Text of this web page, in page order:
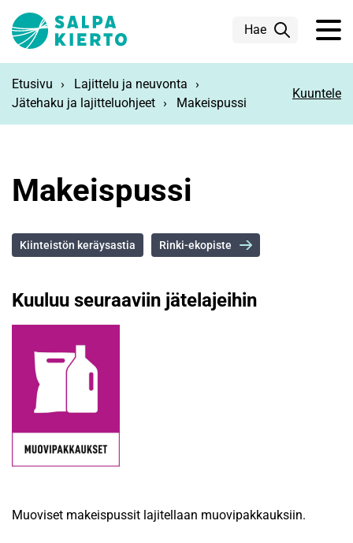
Hae
Etusivu
Lajittelu ja neuvonta
Jätehaku ja lajitteluohjeet
Makeispussi
Kuuntele
Makeispussi
Kiinteistön keräysastia Rinki-ekopiste
Kuuluu seuraaviin jätelajeihin
Muoviset makeispussit lajitellaan muovipakkauksiin.